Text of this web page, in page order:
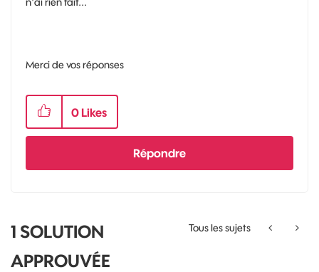
Merci de vos réponses
0 Likes
Répondre
Tous les sujets
1 SOLUTION
APPROUVÉE